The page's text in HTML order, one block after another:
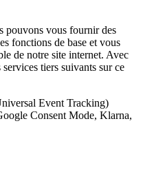
pouvons vous fournir des
fonctions de base et vous
de notre site internet. Avec
tiers suivants sur ce
Event Tracking)
Consent Mode, Klarna,